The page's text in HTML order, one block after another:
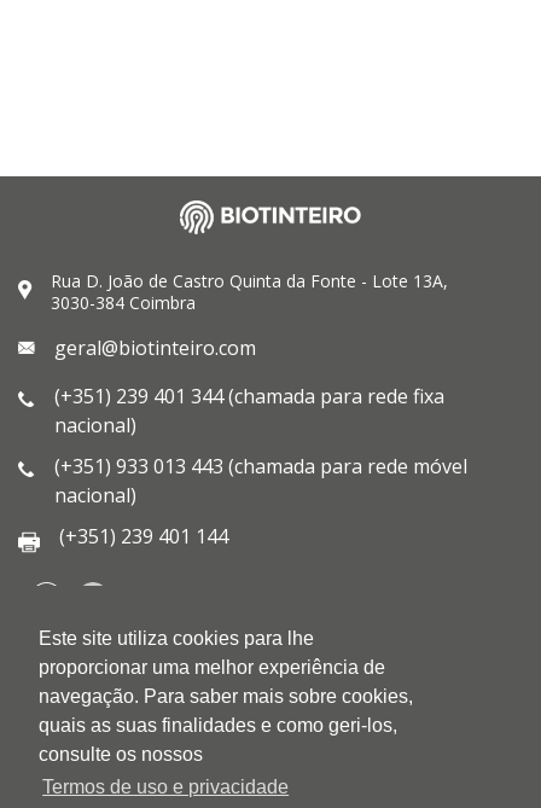
Este site utiliza cookies para lhe
proporcionar uma melhor experiência de
navegação. Para saber mais sobre cookies,
quais as suas finalidades e como geri-los,
consulte os nossos
Termos de uso e privacidade
Rua D. João de Castro Quinta da Fonte - Lote 13A,
3030-384 Coimbra
geral@biotinteiro.com
(+351) 239 401 344 (chamada para rede fixa
nacional)
(+351) 933 013 443 (chamada para rede móvel
nacional)
(+351) 239 401 144
QUEM SOMOS
QUALIDADE
AMBIENTE
BLOG
CONTACTOS